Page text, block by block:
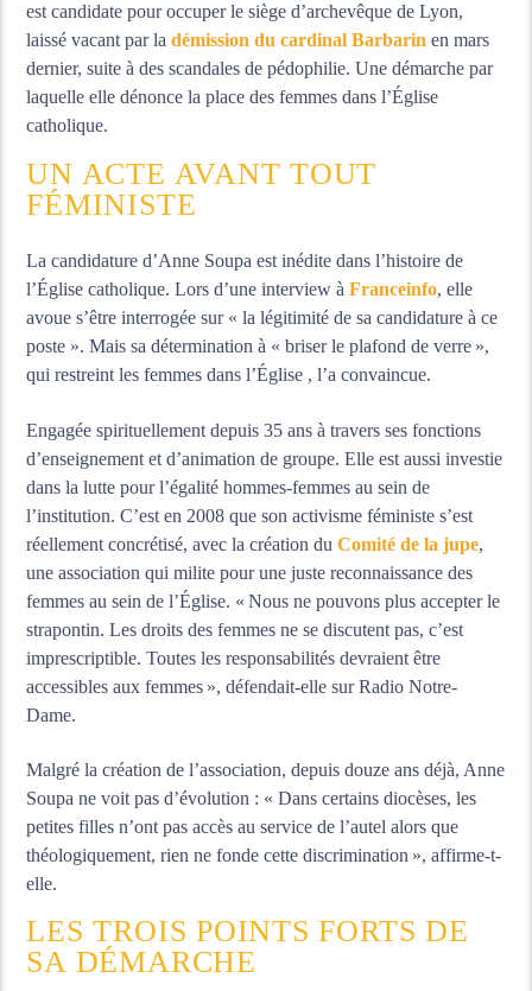
est candidate pour occuper le siège d’archevêque de Lyon,
laissé vacant par ladémission du cardinal Barbarin en mars
dernier, suite à des scandales de pédophilie. Une démarche par
laquelle elle dénonce la place des femmes dans l’Église
catholique.
UN ACTE AVANT TOUT
FÉMINISTE
La candidature d’Anne Soupa est inédite dans l’histoire de
l’Église catholique. Lors d’une interview àFranceinfo, elle
avoue s’être interrogée sur « la légitimité de sa candidature à ce
poste ». Mais sa détermination à « briser le plafond de verre »,
qui restreint les femmes dans l’Église , l’a convaincue.
Engagée spirituellement depuis 35 ans à travers ses fonctions
d’enseignement et d’animation de groupe. Elle est aussi investie
dans la lutte pour l’égalité hommes-femmes au sein de
l’institution. C’est en 2008 que son activisme féministe s’est
réellement concrétisé, avec la création duComité de la jupe,
une association qui milite pour une juste reconnaissance des
femmes au sein de l’Église. « Nous ne pouvons plus accepter le
strapontin. Les droits des femmes ne se discutent pas, c’est
imprescriptible. Toutes les responsabilités devraient être
accessibles aux femmes », défendait-elle sur Radio Notre-
Dame.
Malgré la création de l’association, depuis douze ans déjà, Anne
Soupa ne voit pas d’évolution : « Dans certains diocèses, les
petites filles n’ont pas accès au service de l’autel alors que
théologiquement, rien ne fonde cette discrimination », affirme-t-
elle.
LES TROIS POINTS FORTS DE
SA DÉMARCHE